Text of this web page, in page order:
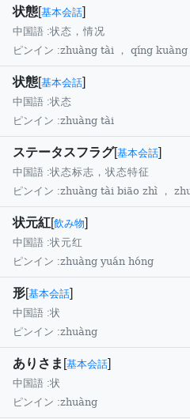
状態[基本会話]
中国語 :状态，情况
ピンイン :zhuàng tài ， qíng kuàng
状態[基本会話]
中国語 :状态
ピンイン :zhuàng tài
ステータスフラグ[基本会話]
中国語 :状态标志，状态特征
ピンイン :zhuàng tài biāo zhì ，
状元紅[飲み物]
中国語 :状元红
ピンイン :zhuàng yuán hóng
形[基本会話]
中国語 :状
ピンイン :zhuàng
ありさま [基本会話]
中国語 :状
ピンイン :zhuàng